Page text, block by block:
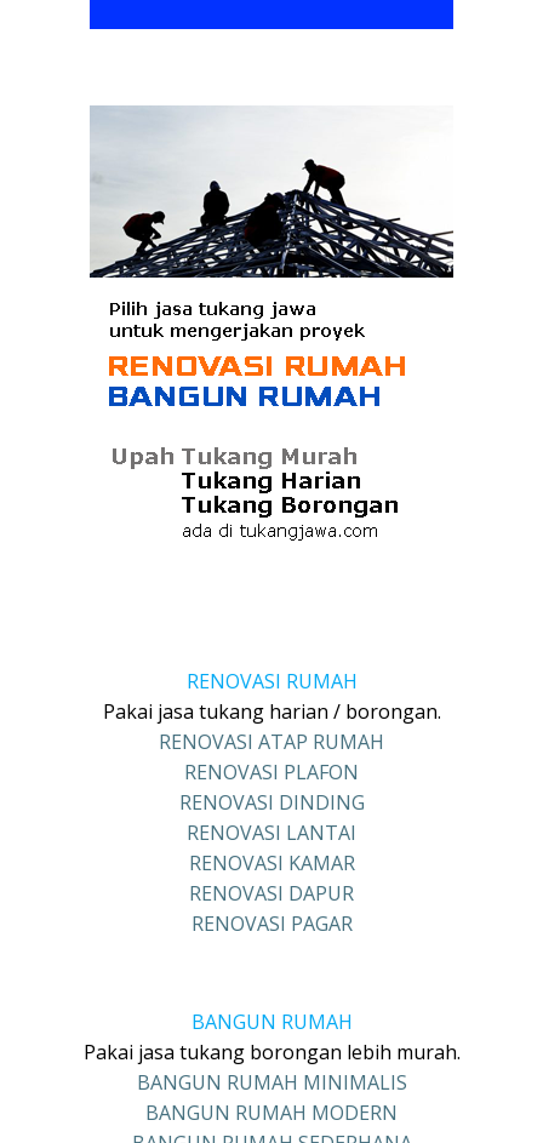
RENOVASI RUMAH
Pakai jasa tukang harian / borongan.
RENOVASI ATAP RUMAH
RENOVASI PLAFON
RENOVASI DINDING
RENOVASI LANTAI
RENOVASI KAMAR
RENOVASI DAPUR
RENOVASI PAGAR
BANGUN RUMAH
Pakai jasa tukang borongan lebih murah.
BANGUN RUMAH MINIMALIS
BANGUN RUMAH MODERN